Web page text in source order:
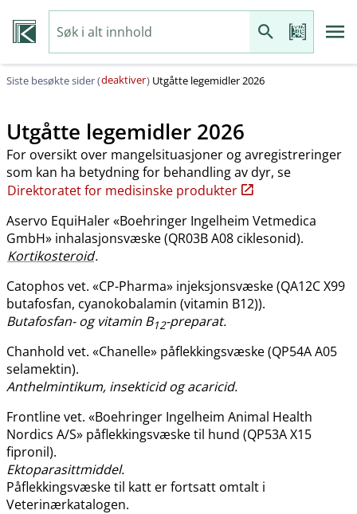
Siste besøkte sider (deaktiver) Utgåtte legemidler 2026
Utgåtte legemidler 2026
For oversikt over mangelsituasjoner og avregistreringer
som kan ha betydning for behandling av dyr, se
Direktoratet for medisinske produkter
Aservo EquiHaler «Boehringer Ingelheim Vetmedica
GmbH» inhalasjonsvæske (QR03B A08 ciklesonid).
Kortikosteroid.
Catophos vet. «CP-Pharma» injeksjonsvæske (QA12C X99
butafosfan, cyanokobalamin (vitamin B12)).
Butafosfan- og vitamin B12-preparat.
Chanhold vet. «Chanelle» påflekkingsvæske (QP54A A05
selamektin).
Anthelmintikum, insekticid og acaricid.
Frontline vet. «Boehringer Ingelheim Animal Health
Nordics A​/​S» påflekkingsvæske til hund (QP53A X15
fipronil).
Ektoparasittmiddel.
Påflekkingsvæske til katt er fortsatt omtalt i
Veterinærkatalogen.